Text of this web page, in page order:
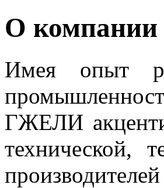
О компании
Имея опыт
ГЖЕЛИ
технической,